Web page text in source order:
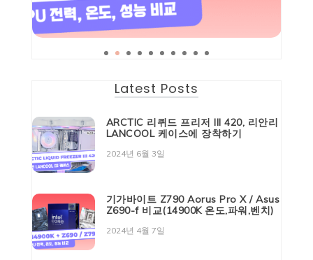
Latest Posts
ARCTIC 리퀴드 프리저 III 420, 리안리
LANCOOL 케이스에 장착하기
2024년 6월 3일
기가바이트 Z790 Aorus Pro X / Asus
Z690-f 비교(14900K 온도,파워,벤치)
2024년 4월 7일